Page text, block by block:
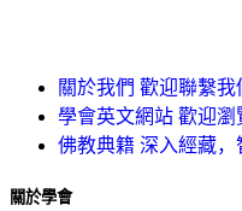
關於我們 歡迎聯繫我
學會英文網站 歡迎瀏
佛教典籍 深入經藏，
關於學會